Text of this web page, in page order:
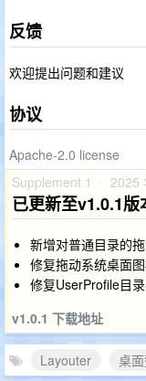
反馈
欢迎提出问题和建议
协议
Apache-2.0 license
Supplement 1 · 2025
已更新至v1.0.1版
新增对普通目录的
修复拖动系统桌面
修复UserProfile目
v1.0.1 下载地址
Layouter 桌